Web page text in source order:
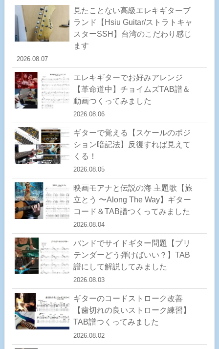
見たことない高級エレキギターブ
ランド【Hsiu Guitar/ストラトキャ
スターSSH】台湾のこだわり感じ
ます
2026.08.07
エレキギターでお好みアレンジ
【革命道中】チョイムズTAB譜＆
動画つくってみました
2026.08.06
ギターで覚える【スケールのポジ
ション暗記法】反復すれば見えて
くる！
2026.08.05
映画モアナと伝説の海 主題歌【旅
立とう 〜Along The Way】ギター
コード＆TAB譜つくってみました
2026.08.04
バンドでサイドギター問題【プリ
テンダーどう弾けばいい？】TAB
譜にして解説してみました
2026.08.03
ギターのコードストローク改善
【歯切れの良いストローク練習】
TAB譜つくってみました
2026.08.02